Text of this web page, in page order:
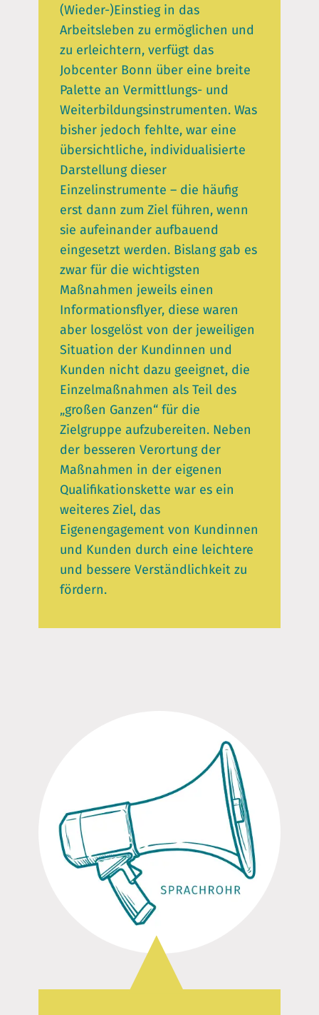
(Wieder-)Einstieg in das
Arbeitsleben zu ermöglichen und
zu erleichtern, verfügt das
Jobcenter Bonn über eine breite
Palette an Vermittlungs- und
Weiterbildungsinstrumenten. Was
bisher jedoch fehlte, war eine
übersichtliche, individualisierte
Darstellung dieser
Einzelinstrumente – die häufig
erst dann zum Ziel führen, wenn
sie aufeinander aufbauend
eingesetzt werden. Bislang gab es
zwar für die wichtigsten
Maßnahmen jeweils einen
Informationsflyer, diese waren
aber losgelöst von der jeweiligen
Situation der Kundinnen und
Kunden nicht dazu geeignet, die
Einzelmaßnahmen als Teil des
„großen Ganzen“ für die
Zielgruppe aufzubereiten. Neben
der besseren Verortung der
Maßnahmen in der eigenen
Qualifikationskette war es ein
weiteres Ziel, das
Eigenengagement von Kundinnen
und Kunden durch eine leichtere
und bessere Verständlichkeit zu
fördern.